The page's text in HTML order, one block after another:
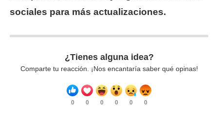
sociales para más actualizaciones.
¿Tienes alguna idea?
Comparte tu reacción. ¡Nos encantaría saber qué opinas!
0 0 0 0 0 0